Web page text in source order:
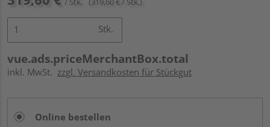
Stk.
vue.ads.priceMerchantBox.total
inkl. MwSt. zzgl. Versandkosten für Stückgut
Online bestellen